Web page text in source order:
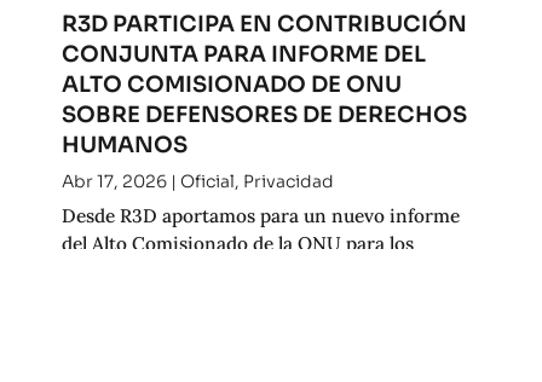
R3D PARTICIPA EN CONTRIBUCIÓN
CONJUNTA PARA INFORME DEL
ALTO COMISIONADO DE ONU
SOBRE DEFENSORES DE DERECHOS
HUMANOS
Abr 17, 2026| Oficial, Privacidad
Desde R3D aportamos para un nuevo informe
del Alto Comisionado de la ONU para los